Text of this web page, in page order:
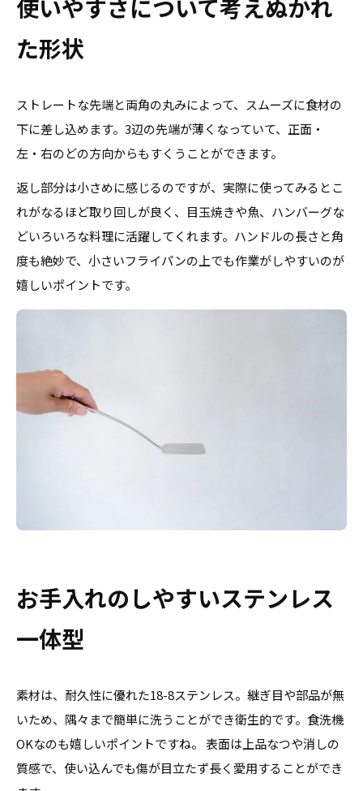
使いやすさについて考えぬかれ
た形状
ストレートな先端と両角の丸みによって、スムーズに食材の
下に差し込めます。3辺の先端が薄くなっていて、正面・
左・右のどの方向からもすくうことができます。
返し部分は小さめに感じるのですが、実際に使ってみるとこ
れがなるほど取り回しが良く、目玉焼きや魚、ハンバーグな
どいろいろな料理に活躍してくれます。ハンドルの長さと角
度も絶妙で、小さいフライパンの上でも作業がしやすいのが
嬉しいポイントです。
お手入れのしやすいステンレス
一体型
素材は、耐久性に優れた18-8ステンレス。継ぎ目や部品が無
いため、隅々まで簡単に洗うことができ衛生的です。食洗機
OKなのも嬉しいポイントですね。 表面は上品なつや消しの
質感で、使い込んでも傷が目立たず長く愛用することができ